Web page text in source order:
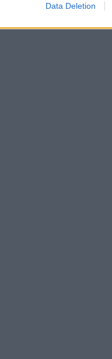
Data Deletion